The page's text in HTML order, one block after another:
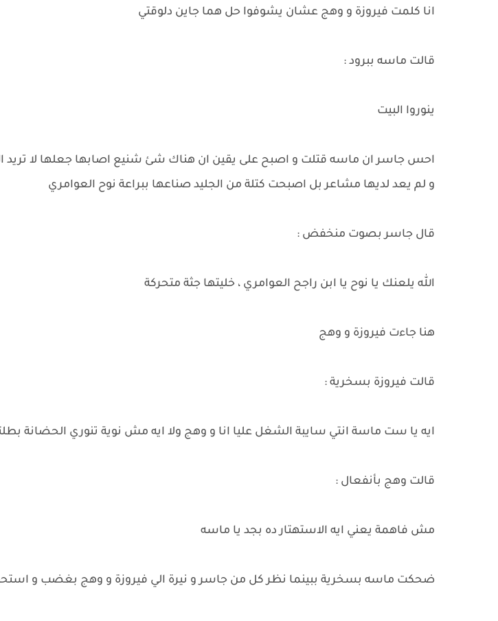
انا كلمت فيروزة و وهج عشان يشوفوا حل هما جاين دلوقتي
قالت ماسه ببرود :
ينوروا البيت
احس جاسر ان ماسه قتلت و اصبح على يقين ان هناك شئ شنيع اصابها جعلها لا تريد
و لم يعد لديها مشاعر بل اصبحت كتلة من الجليد صناعها ببراعة نوح العوامري
قال جاسر بصوت منخفض :
الله يلعنك يا نوح يا ابن راجح العوامري ، خليتها جثة متحركة
هنا جاءت فيروزة و وهج
قالت فيروزة بسخرية :
ايه يا ست ماسة انتي سايبة الشغل عليا انا و وهج ولا ايه مش نوية تنوري الحضانة
قالت وهج بأنفعال :
مش فاهمة يعني ايه الاستهتار ده بجد يا ماسه
ضحكت ماسه بسخرية ببينما نظر كل من جاسر و نيرة الي فيروزة و وهج بغضب و